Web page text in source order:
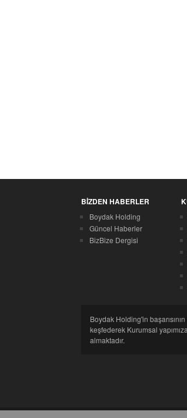
BİZDEN HABERLER
Boydak Holding
Güncel Haberler
BizBize Dergisi
Boydak Holding'in
keşfederek Kurumsal
almaktadır.